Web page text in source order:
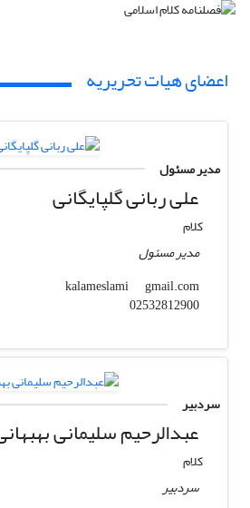
اعضای هیات تحریریه
مدیر مسئول
علی ربانی گلپایگانی
کلام
مدیر مسئول
kalameslami
gmail.com
02532812900
سردبیر
عبدالرحیم سلیمانی
کلام
سردبیر